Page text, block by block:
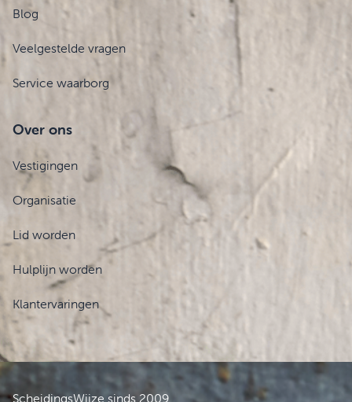
Blog
Veelgestelde vragen
Service waarborg
Over ons
Vestigingen
Organisatie
Lid worden
Hulplijn worden
Klantervaringen
ScheidingsWijze sinds 2009